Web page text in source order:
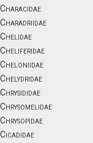
Characidae
Charadriidae
Chelidae
Cheliferidae
Cheloniidae
Chelydridae
Chrysididae
Chrysomelidae
Chrysopidae
Cicadidae